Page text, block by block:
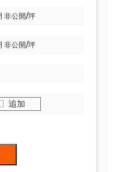
非公開/坪
非公開/坪
追加